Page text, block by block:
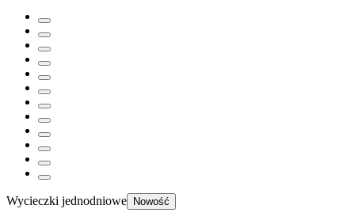
Wycieczki jednodniowe Nowość